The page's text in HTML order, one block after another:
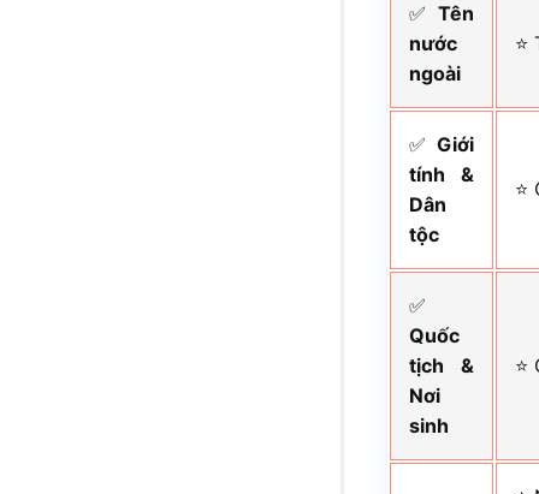
✅Tên
nước
ngoài
✅Giới
tính &
Dân
tộc
✅
Quốc
tịch &
Nơi
sinh